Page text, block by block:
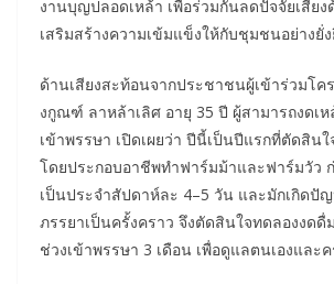
งานบุญปลอดเหล้า เพื่อร่วมกันลดปัจจัยเสี่ย
เสริมสร้างความเข้มแข็งให้กับชุมชนอย่างยั่
ด้านเสียงสะท้อนจากประชาชนผู้เข้าร่วมโค
งกูณฑ์ ลาหล้าเลิศ อายุ 35 ปี ผู้สามารถงดเ
เข้าพรรษา เปิดเผยว่า ปีนี้เป็นปีแรกที่ตัดสินใ
โดยประกอบอาชีพทำฟาร์มม้าและฟาร์มวัว
เป็นประจำสัปดาห์ละ 4–5 วัน และมักเกิดปั
ภรรยาเป็นครั้งคราว จึงตัดสินใจทดลองงด
ช่วงเข้าพรรษา 3 เดือน เพื่อดูแลตนเองและ